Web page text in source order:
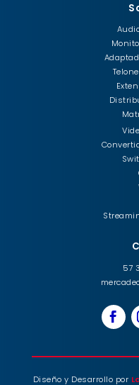
57
Diseño y Desarrollo por